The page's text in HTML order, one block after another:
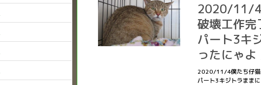
2020/11/4
破壊工作
パート3キ
ったにゃよ
2020/11/4僕たち仔猫
パート3キジトラまま